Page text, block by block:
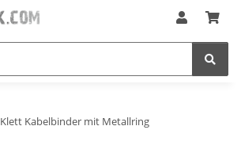
Klett Kabelbinder mit Metallring